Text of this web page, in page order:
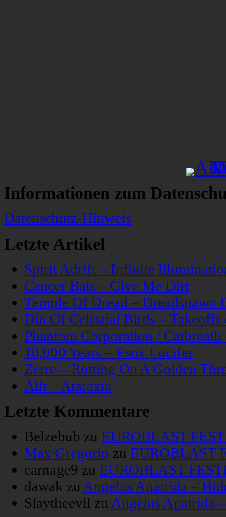
Informationen zum
Datenschutz-Hinweis
Letzte Artikel
Spirit Adrift – Infinite
Cancer Bats – Give Me Dirt
Temple Of Dread – Dreadspawn
Din Of Celestial Birds –
Phantom Corporation /
10,000 Years – Esox Lucifer
Zerre – Rotting On A Golden
Allt – Ataraxia
Letzte Kommentare
Belzebub zu EUROBLAST
Max Gregorio zu EUROBLAST
carnage9 zu EUROBLAST
dawak zu Angelus Apatrida –
Slaytheevil zu Angelus Apatrida